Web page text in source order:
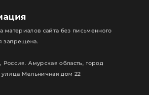
материалов сайта без письменного
запрещена.
Россия. Амурская область, город
Мельничная дом 22